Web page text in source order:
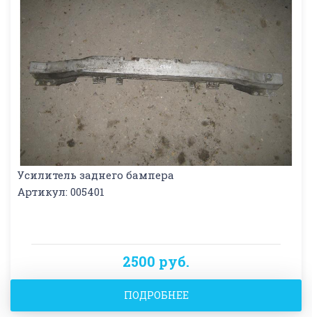
Усилитель заднего бампера
Артикул: 005401
2500 руб.
ПОДРОБНЕЕ